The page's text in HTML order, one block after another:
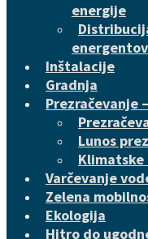
energije
energentov
Inštalacije
Gradnja
Prezračevanje
Lunos
Klimatske
Varčevanje
Zelena
Ekologija
Hitro do